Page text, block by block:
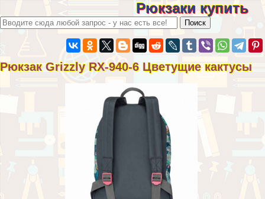
Рюкзаки купить
Рюкзак Grizzly RX-940-6 Цветущие кактусы